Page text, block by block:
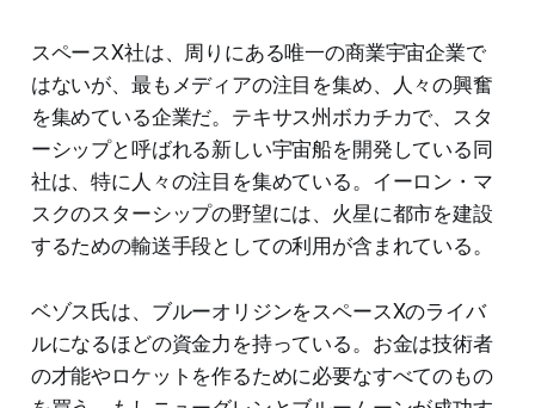
スペースX社は、周りにある唯一の商業宇宙企業で
はないが、最もメディアの注目を集め、人々の興奮
を集めている企業だ。テキサス州ボカチカで、スタ
ーシップと呼ばれる新しい宇宙船を開発している同
社は、特に人々の注目を集めている。イーロン・マ
スクのスターシップの野望には、火星に都市を建設
するための輸送手段としての利用が含まれている。
ベゾス氏は、ブルーオリジンをスペースXのライバ
ルになるほどの資金力を持っている。お金は技術者
の才能やロケットを作るために必要なすべてのもの